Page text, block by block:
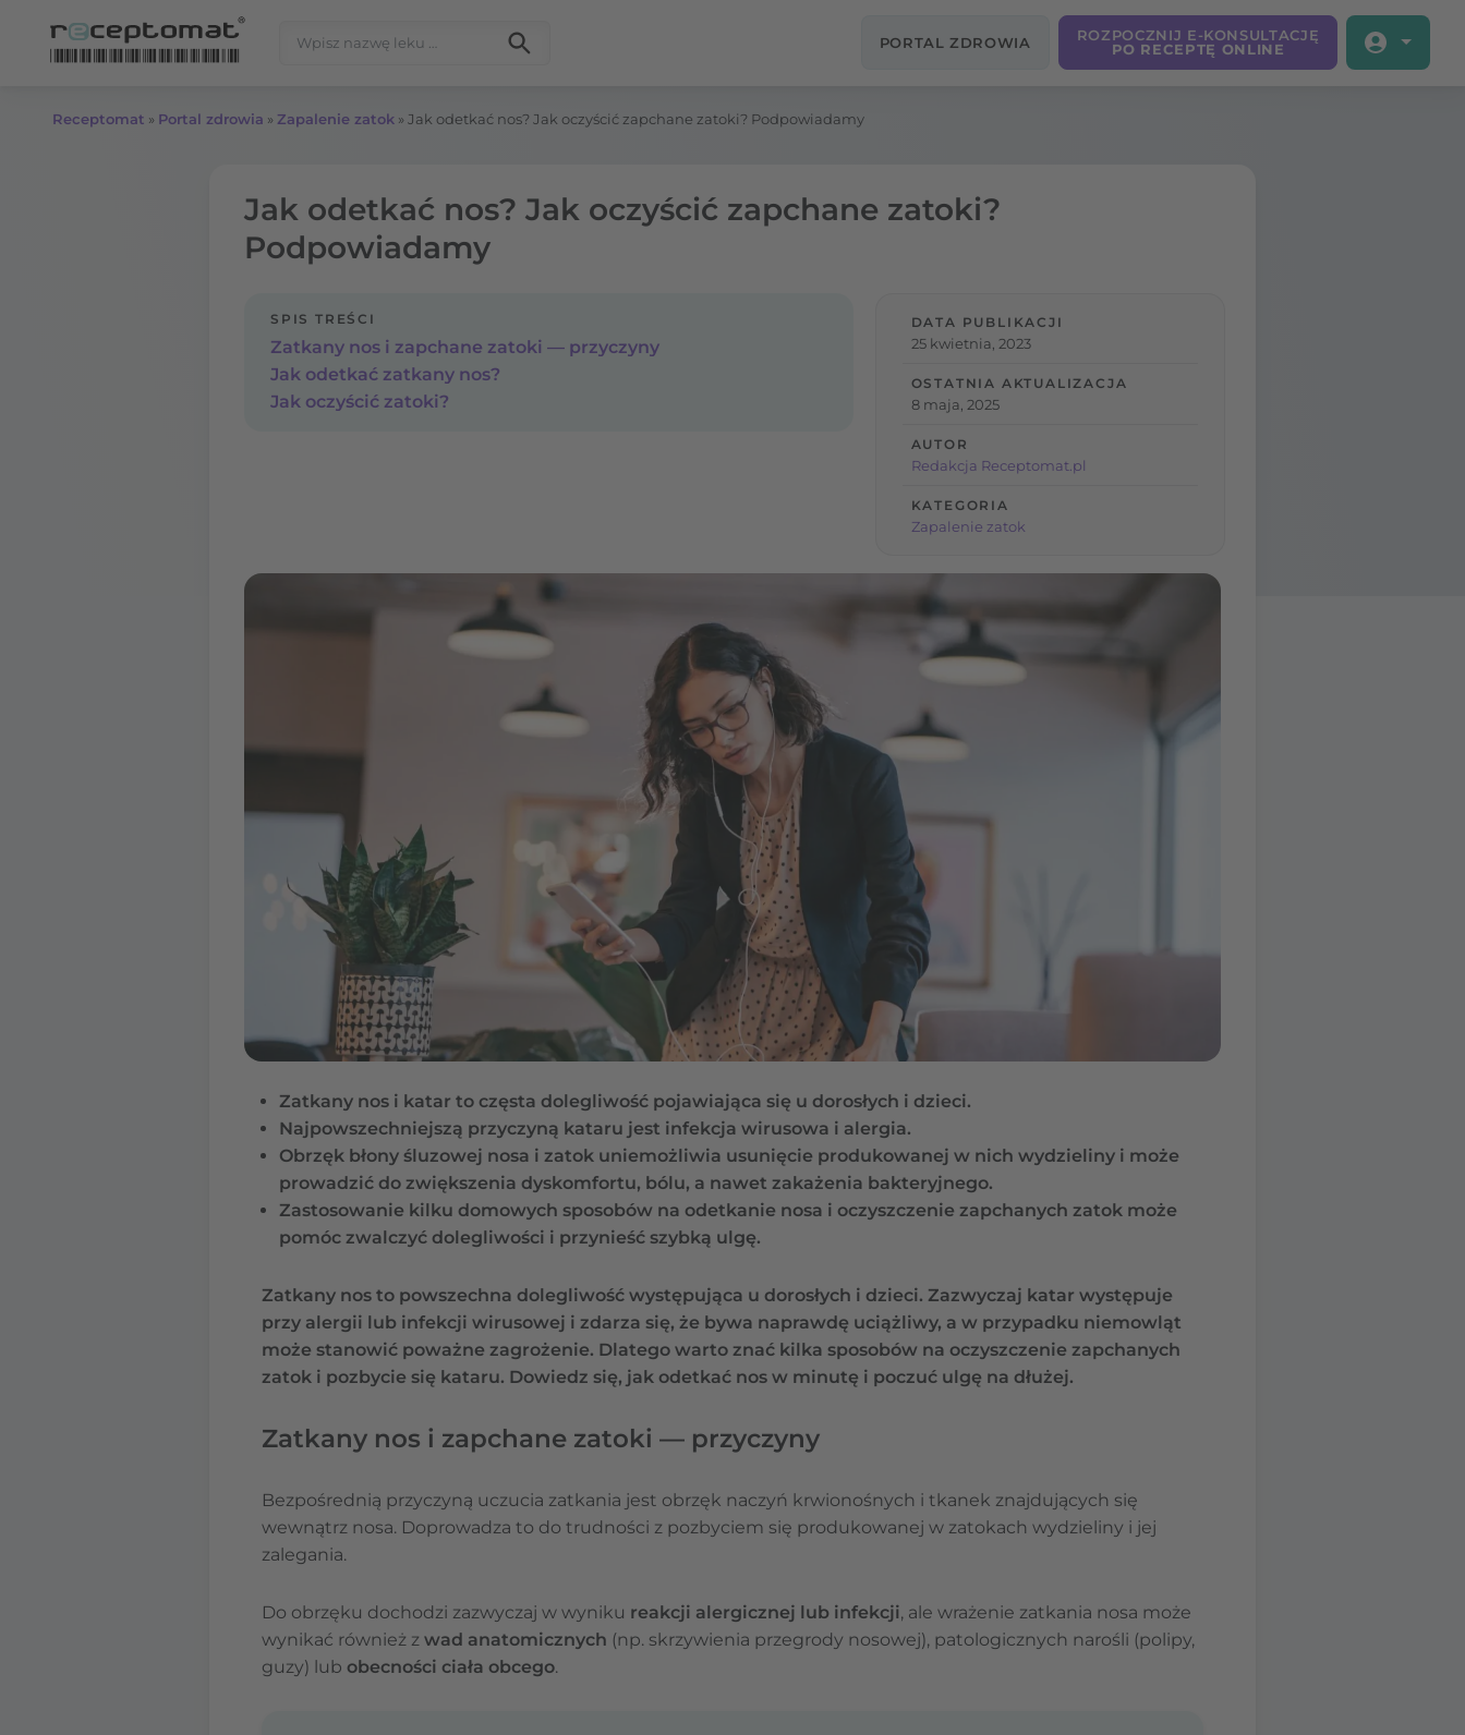
PORTAL ZDROWIA
ROZPOCZNIJ E-KONSULTACJĘ
PO RECEPTĘ ONLINE
Receptomat » Portal zdrowia » Zapalenie zatok » Jak odetkać nos? Jak oczyścić zapchane zatoki? Podpowiadamy
Jak odetkać nos? Jak oczyścić zapchane zatoki?
Podpowiadamy
SPIS TREŚCI
Zatkany nos i zapchane zatoki — przyczyny
Jak odetkać zatkany nos?
Jak oczyścić zatoki?
DATA PUBLIKACJI
25 kwietnia, 2023
OSTATNIA AKTUALIZACJA
8 maja, 2025
AUTOR
Redakcja Receptomat.pl
KATEGORIA
Zapalenie zatok
Zatkany nos i katar to częsta dolegliwość pojawiająca się u dorosłych i dzieci.
Najpowszechniejszą przyczyną kataru jest infekcja wirusowa i alergia.
Obrzęk błony śluzowej nosa i zatok uniemożliwia usunięcie produkowanej w nich wydzieliny i może
prowadzić do zwiększenia dyskomfortu, bólu, a nawet zakażenia bakteryjnego.
Zastosowanie kilku domowych sposobów na odetkanie nosa i oczyszczenie zapchanych zatok może
pomóc zwalczyć dolegliwości i przynieść szybką ulgę.
Zatkany nos to powszechna dolegliwość występująca u dorosłych i dzieci. Zazwyczaj katar występuje
przy alergii lub infekcji wirusowej i zdarza się, że bywa naprawdę uciążliwy, a w przypadku niemowląt
może stanowić poważne zagrożenie. Dlatego warto znać kilka sposobów na oczyszczenie zapchanych
zatok i pozbycie się kataru. Dowiedz się, jak odetkać nos w minutę i poczuć ulgę na dłużej.
Zatkany nos i zapchane zatoki — przyczyny
Bezpośrednią przyczyną uczucia zatkania jest obrzęk naczyń krwionośnych i tkanek znajdujących się
wewnątrz nosa. Doprowadza to do trudności z pozbyciem się produkowanej w zatokach wydzieliny i jej
zalegania.
Do obrzęku dochodzi zazwyczaj w wyniku reakcji alergicznej lub infekcji, ale wrażenie zatkania nosa może
wynikać również z wad anatomicznych (np. skrzywienia przegrody nosowej), patologicznych narośli (polipy,
guzy) lub obecności ciała obcego.